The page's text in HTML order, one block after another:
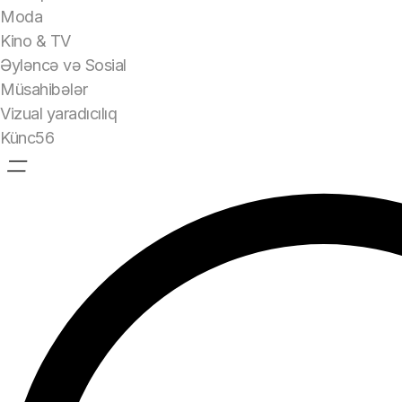
Moda
Kino & TV
Əyləncə və Sosial
Müsahibələr
Vizual yaradıcılıq
Künc56
=